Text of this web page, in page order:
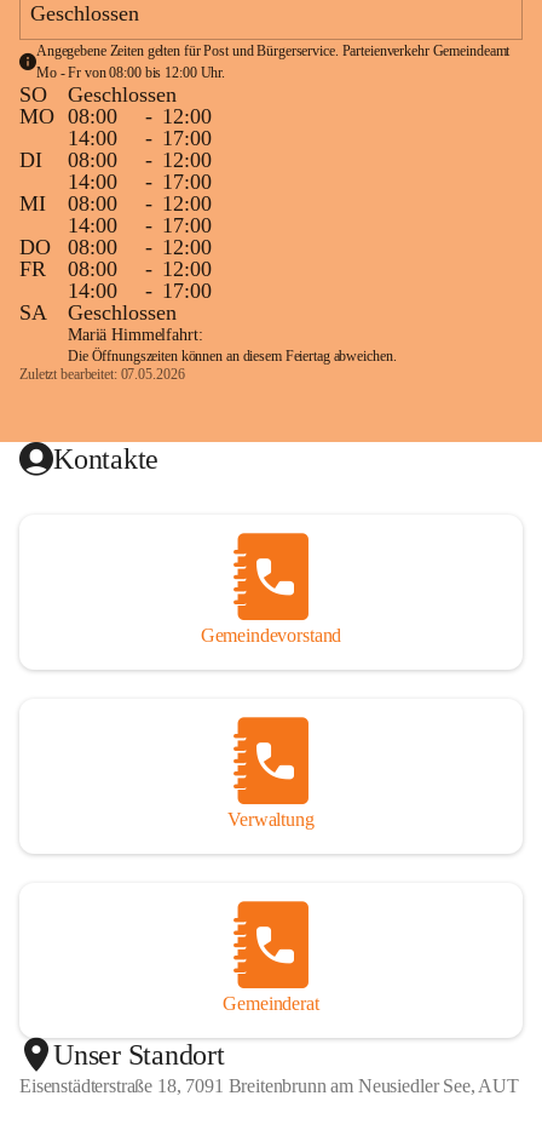
Geschlossen
Angegebene Zeiten gelten für Post und Bürgerservice. Parteienverkehr Gemeindeamt
Mo - Fr von 08:00 bis 12:00 Uhr.
SO
Geschlossen
MO 08:00 - 12:00
14:00
- 17:00
DI
08:00 - 12:00
14:00
- 17:00
MI
08:00 - 12:00
14:00
- 17:00
DO
08:00 - 12:00
FR
08:00 - 12:00
14:00
- 17:00
SA
Geschlossen
Mariä Himmelfahrt:
Die Öffnungszeiten können an diesem Feiertag abweichen.
Zuletzt bearbeitet: 07.05.2026
Kontakte
Gemeindevorstand
Verwaltung
Gemeinderat
Unser Standort
Eisenstädterstraße 18, 7091 Breitenbrunn am Neusiedler See, AUT